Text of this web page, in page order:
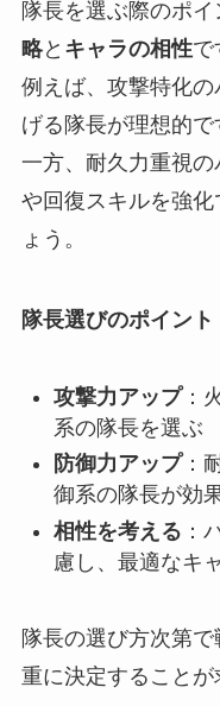
隊長を選ぶ際のポ
略と キャラの相性で
例えば、攻撃特化
げる隊長が理想的で
一方、耐久力重視
や回復スキルを強
ょう。
隊長選びのポイント
攻撃力アップ：
系の隊長を選ぶ
防御力アップ：
御系の隊長が効
相性を考える ：
慮し、最適なキ
隊長の選び方次第
重に決定することが